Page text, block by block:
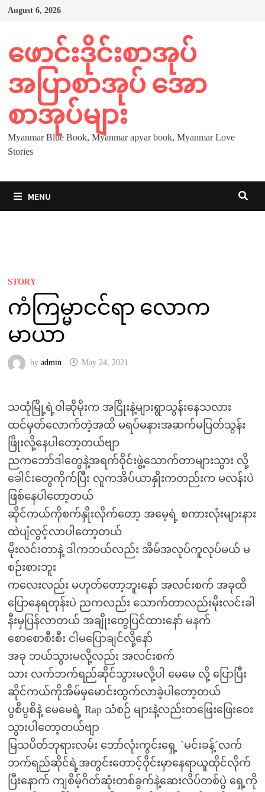
Skip
August 6, 2026
ဖောင်းဒိုင်းစာအုပ်
အပြာစာအုပ် အော
စာအုပ်များ
Myanmar Blue Book, Myanmar apyar book, Myanmar Love
Stories
MENU
STORY
ကံကြမ္မာငင်ရာ လောက
မာယာ
by admin May 24, 2021
သထုံမြို့ရဲ့ဝါဆိုမိုးက အငြိုးနဲ့များရွာသွန်းနေသလား
ထင်မှတ်လောက်တဲ့အထိ မရပ်မနားအဆက်မပြတ်သွန်း
ဖြိုးလို့နေပါတော့တယ်ဗျာ
ညကဘော်ဒါတွေနဲ့အရက်ဝိုင်းဖွဲ့သောက်တာများသွား လို့
ခေါင်းတွေကိုက်ပြီး လူကအိပ်ယာနှိုးကတည်းက မလန်းပဲ
ဖြစ်နေပါတော့တယ်
ဆိုင်ကယ်ကိုစက်နှိုးလိုက်တော့ အမေ့ရဲ့ စကားလုံးများနား
ထဲပျံလွင့်လာပါတော့တယ်
မိုးလင်းတာနဲ့ ဒါကဘယ်လည်း အိမ်အလုပ်ကူလုပ်မယ် မ
စဉ်းစားဘူး
ကလေးလည်း မဟုတ်တော့ဘူးနော် အလင်းစက် အခုထိ
ပြောနေရတုန်းပဲ ညကလည်း သောက်တာလည်းမိုးလင်းခါ
နီးမှပြန်လာတယ် အချိုးတွေပြင်ထားနော် မနက်
စောစောစီးစီး ငါမပြောချင်လို့နော်
အခု ဘယ်သွားမလို့လည်း အလင်းစက်
သား လက်ဘက်ရည်ဆိုင်သွားမလို့ပါ မေမေ လို့ ပြောပြီး
ဆိုင်ကယ်ကိုအိမ်မှမောင်းထွက်လာခဲ့ပါတော့တယ်
ပွစိပွစိနဲ့ မေမေရဲ့ Rap သံစဉ် များနဲ့လည်းတဖြေးဖြေးဝေး
သွားပါတော့တယ်ဗျာ
မြသပိတ်ဘုရားလမ်း ဘော်လုံးကွင်းရှေ့ `မင်းခန့်´လက်
ဘက်ရည်ဆိုင်ရဲ့အတွင်းတောင့်ဝိုင်းမှာနေရာယူထိုင်လိုက်
ပြီးနောက် ကျစိမ့်ဂိတ်ဆုံးတစ်ခွက်နဲ့ဆေးလိပ်တစ်ပွဲ ရှေ့ကို